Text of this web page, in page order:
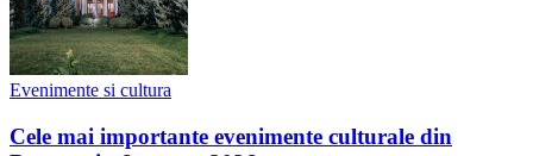
Evenimente si cultura
Cele mai importante evenimente culturale din